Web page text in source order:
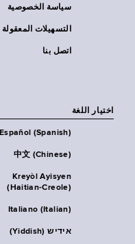
سياسة الخصوصية
التسهيلات المعقولة
اتصل بنا
اختيار اللغة
Español (Spanish)
中文 (Chinese)
Kreyòl Ayisyen
(Haitian-Creole)
Italiano (Italian)
אידיש (Yiddish)